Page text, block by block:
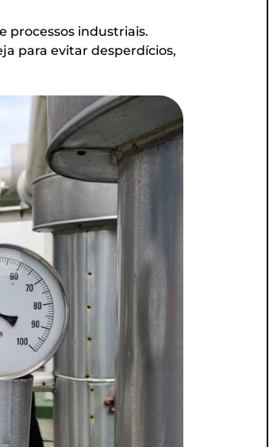
processos industriais.
para evitar desperdícios,